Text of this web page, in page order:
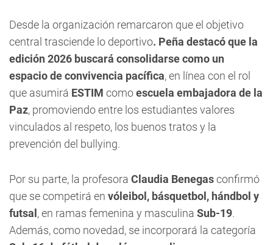
Desde la organización remarcaron que el objetivo
central trasciende lo deportivo. Peña destacó que la
edición 2026 buscará consolidarse como un
espacio de convivencia pacífica, en línea con el rol
que asumirá ESTIM comoescuela embajadora de la
Paz, promoviendo entre los estudiantes valores
vinculados al respeto, los buenos tratos y la
prevención del bullying.
Por su parte, la profesora Claudia Benegasconfirmó
que se competirá en vóleibol, básquetbol, hándbol y
futsal , en ramas femenina y masculina Sub-19.
Además, como novedad, se incorporará la categoría